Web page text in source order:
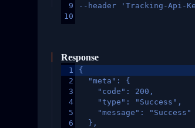
9
10
--header 'Tracking-Api-
Response
1
2
3
4
5
6
{
  "meta": {
    "code": 200,
    "type": "Success",
    "message": "Success"
  },